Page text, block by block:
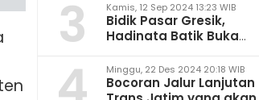
Malang
3 Kamis, 12 Sep 2024 13:23 WIB
Bidik Pasar Gresik,
Hadinata Batik Buka
Minggu, 22 Des 2024 20:18 WIB
Bocoran Jalur Lanjutan